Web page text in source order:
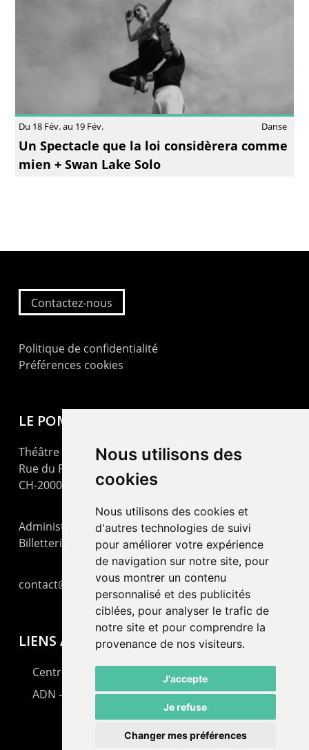
Nous utilisons des
cookies
Nous utilisons des cookies et
d'autres technologies de suivi
pour améliorer votre expérience
de navigation sur notre site, pour
vous montrer un contenu
personnalisé et des publicités
ciblées, pour analyser le trafic de
notre site et pour comprendre la
provenance de nos visiteurs.
J'accepte
Je refuse
Changer mes préférences
Du 18 Fév. au 19 Fév. Danse
Un Spectacle que la loi considèrera comme
mien + Swan Lake Solo
Contactez-nous
Politique de confidentialité
Préférences cookies
LE POMMIER
Théâtre – Centre Culturel Neuchâtelois
Rue du Pommier 9
CH-2000 Neuchâtel
Administration : +41 32 725 03 03
Billetterie : +41 32 725 05 05
contact@lepommier.ch
LIENS AMIS
Centre de culture ABC
ADN – Association Danse Neuchâtel